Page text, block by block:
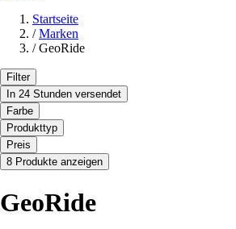
Startseite
/ Marken
/ GeoRide
Filter
In 24 Stunden versendet
Farbe
Produkttyp
Preis
8 Produkte anzeigen
GeoRide